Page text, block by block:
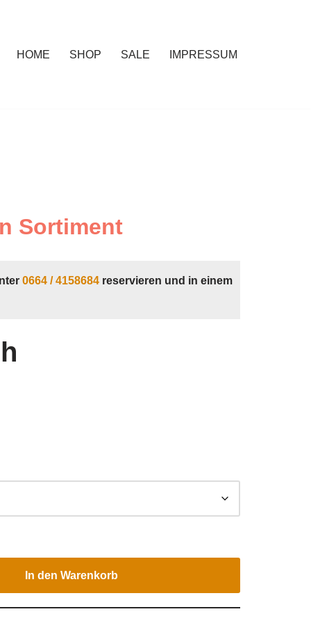
HOME SHOP SALE IMPRESSUM
Sortiment
0664 / 4158684 reservieren und in einem
In den Warenkorb